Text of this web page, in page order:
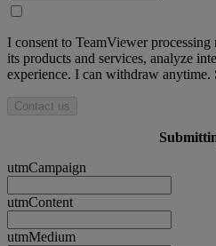
I consent to TeamViewer
its products and services, analyze
experience. I can withdraw anytime.
Contact us
utmCampaign
utmContent
utmMedium